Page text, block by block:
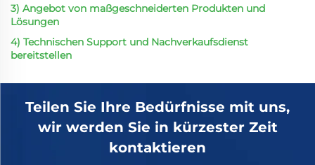
3) Angebot von maßgeschneiderten Produkten und
Lösungen
4) Technischen Support und Nachverkaufsdienst
bereitstellen
Teilen Sie Ihre Bedürfnisse mit uns,
wir werden Sie in kürzester Zeit
kontaktieren